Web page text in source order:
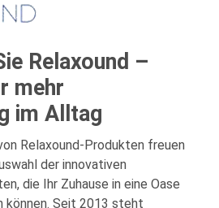
Relaxound –
mehr
im Alltag
Relaxound-Produkten freuen
der innovativen
die Ihr Zuhause in eine Oase
können. Seit 2013 steht